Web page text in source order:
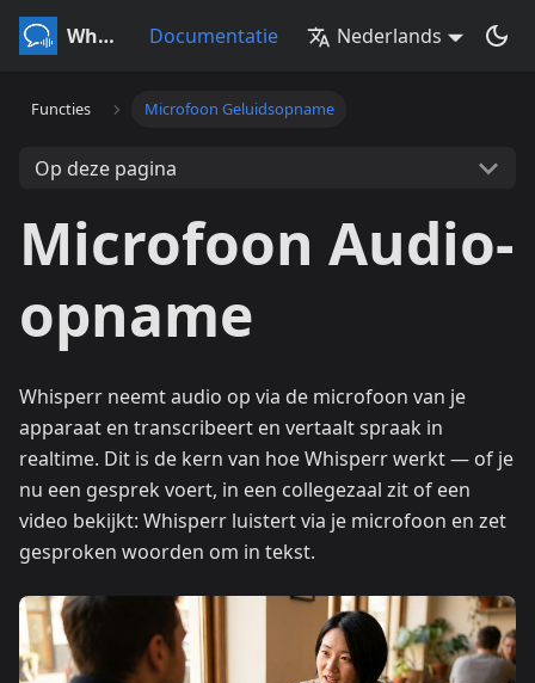
Whisperr Documentatie Nederlands
Functies Microfoon Geluidsopname
Op deze pagina
Microfoon Audio-
opname
Whisperr neemt audio op via de microfoon van je
apparaat en transcribeert en vertaalt spraak in
realtime. Dit is de kern van hoe Whisperr werkt — of je
nu een gesprek voert, in een collegezaal zit of een
video bekijkt: Whisperr luistert via je microfoon en zet
gesproken woorden om in tekst.